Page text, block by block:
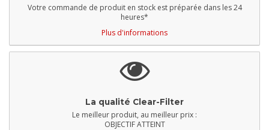
Votre commande de produit en stock est préparée dans les 24
heures*
Plus d'informations
La qualité Clear-Filter
Le meilleur produit, au meilleur prix :
OBJECTIF ATTEINT